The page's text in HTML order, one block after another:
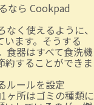
なら Cookpad
く使えるように、
ます。そうする
食器はすべて食洗機
約することができま
ルールを設定
ヶ所はゴミの種類に